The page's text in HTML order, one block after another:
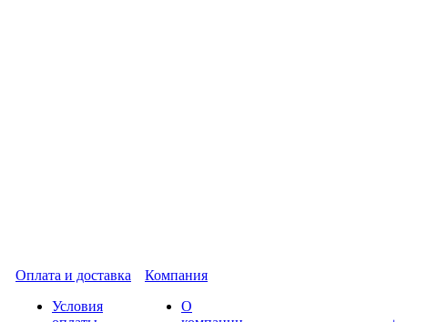
Оплата и доставка
Условия
Компания
О